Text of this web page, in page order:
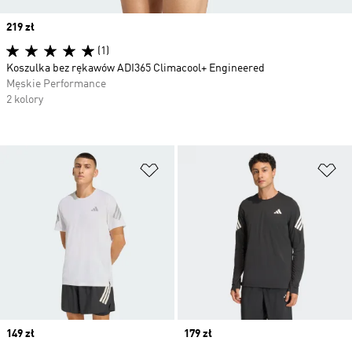
Dodaj do listy życzeń
Price
149 zł
Price
179 zł
Price
219 zł
(1)
Koszulka bez rękawów ADI365 Climacool+ Engineered
Męskie Performance
2 kolory